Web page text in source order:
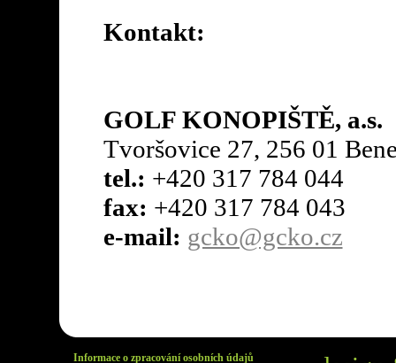
Kontakt:
GOLF KONOPIŠTĚ, a.s.
Tvoršovice 27, 256 01
tel.: +420 317 784 044
fax: +420 317 784 043
e-mail: gcko@gcko.cz
Informace o zpracování osobních údajů